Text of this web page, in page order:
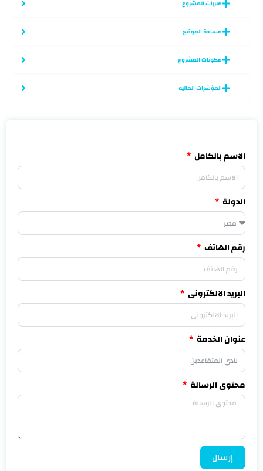
مبررات المشروع
مساحة الموقع
مكونات المشروع
المؤشرات المالية
الاسم بالكامل
الدولة
رقم الهاتف
البريد الالكترونى
عنوان الخدمة
محتوى الرسالة
إرسال